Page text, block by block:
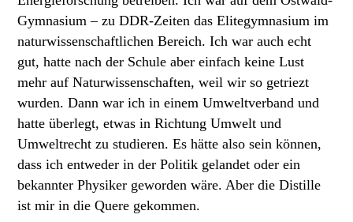
Gymnasium – zu DDR-Zeiten das Elitegymnasium im
naturwissenschaftlichen Bereich. Ich war auch echt
gut, hatte nach der Schule aber einfach keine Lust
mehr auf Naturwissenschaften, weil wir so getriezt
wurden. Dann war ich in einem Umweltverband und
hatte überlegt, etwas in Richtung Umwelt und
Umweltrecht zu studieren. Es hätte also sein können,
dass ich entweder in der Politik gelandet oder ein
bekannter Physiker geworden wäre. Aber die Distille
ist mir in die Quere gekommen.